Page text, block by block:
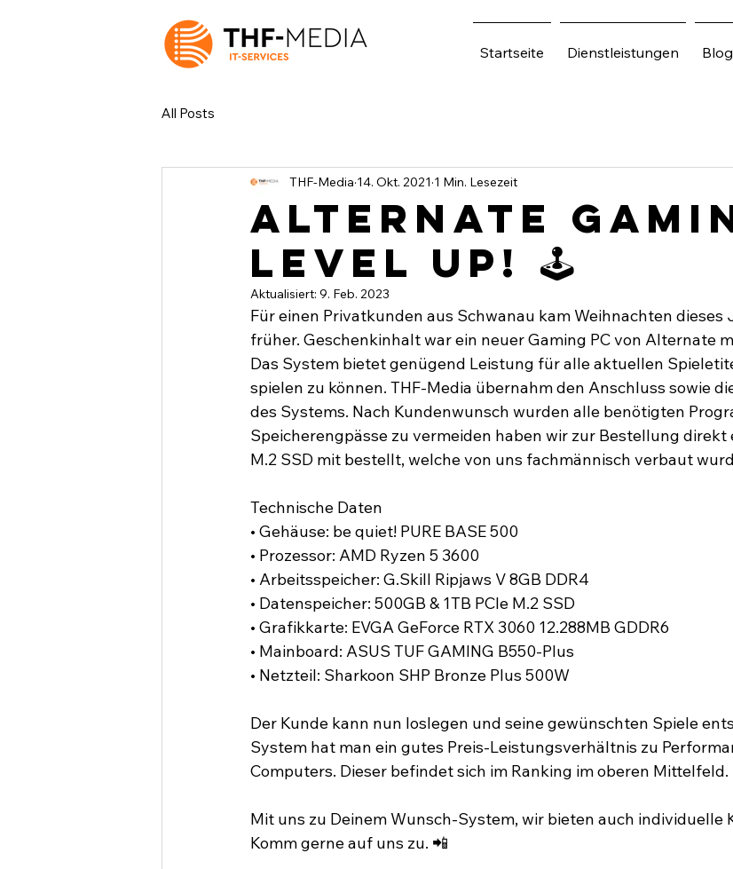
Startseite Dienstleistungen Blog
All Posts
ALTERNATE
Level Up! 🕹⁣
THF-Media 14. Okt. 2021 1 Min. Lesezeit
Aktualisiert: 9. Feb. 2023
Für einen Privatkunden aus Schwanau kam Weihnachten dieses
früher. Geschenkinhalt war ein neuer Gaming PC von Alternate
Das System bietet genügend Leistung für alle aktuellen
spielen zu können. THF-Media übernahm den Anschluss sowie
des Systems. Nach Kundenwunsch wurden alle benötigten
Speicherengpässe zu vermeiden haben wir zur Bestellung direkt
M.2 SSD mit bestellt, welche von uns fachmännisch verbaut
Technische Daten
• Gehäuse: be quiet! PURE BASE 500⁣
• Prozessor: AMD Ryzen 5 3600⁣
• Arbeitsspeicher: G.Skill Ripjaws V 8GB DDR4⁣
• Datenspeicher: 500GB & 1TB PCle M.2 SSD⁣
• Grafikkarte: EVGA GeForce RTX 3060 12.288MB GDDR6⁣
• Mainboard: ASUS TUF GAMING B550-Plus⁣
• Netzteil: Sharkoon SHP Bronze Plus 500W⁣
Der Kunde kann nun loslegen und seine gewünschten Spiele
System hat man ein gutes Preis-Leistungsverhältnis zu
Computers. Dieser befindet sich im Ranking im oberen Mittelfeld.
Mit uns zu Deinem Wunsch-System, wir bieten auch individuelle
Komm gerne auf uns zu. 📲⁣